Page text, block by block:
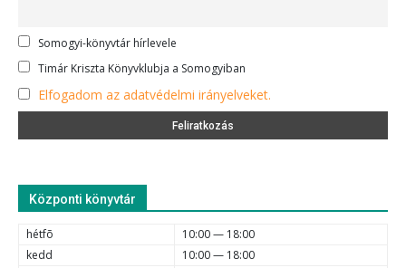
Somogyi-könyvtár hírlevele
Timár Kriszta Könyvklubja a Somogyiban
Elfogadom az adatvédelmi irányelveket.
Központi könyvtár
hétfõ
10:00 — 18:00
kedd
10:00 — 18:00